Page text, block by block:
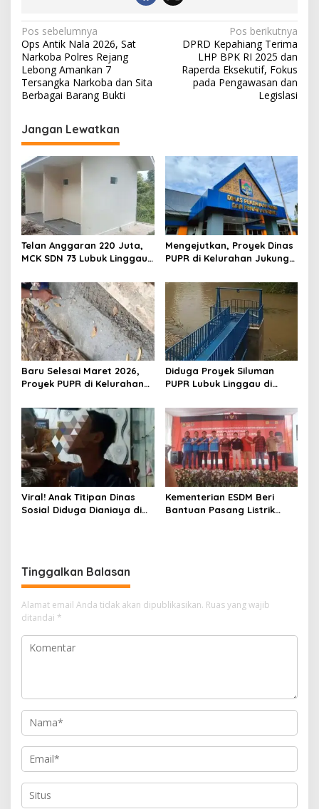
Navigasi
pos
Pos sebelumnya
Ops Antik Nala 2026, Sat
Narkoba Polres Rejang
Lebong Amankan 7
Tersangka Narkoba dan Sita
Berbagai Barang Bukti
Pos berikutnya
DPRD Kepahiang Terima
LHP BPK RI 2025 dan
Raperda Eksekutif, Fokus
pada Pengawasan dan
Legislasi
Jangan Lewatkan
Telan Anggaran 220 Juta,
MCK SDN 73 Lubuk Linggau
Dikbud Bungkam
Mengejutkan, Proyek Dinas
PUPR di Kelurahan Jukung
Tanpa Pondasi
Baru Selesai Maret 2026,
Proyek PUPR di Kelurahan
Mengelupas
Diduga Proyek Siluman
PUPR Lubuk Linggau di
Papan Informasi
Viral! Anak Titipan Dinas
Sosial Diduga Dianiaya di
Kementerian ESDM Beri
Bantuan Pasang Listrik
Tinggalkan Balasan
Alamat email Anda tidak akan dipublikasikan. Ruas yang wajib
ditandai *